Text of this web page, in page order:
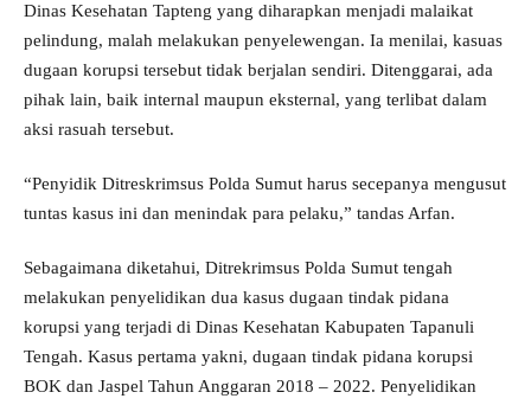
Dinas Kesehatan Tapteng yang diharapkan menjadi malaikat
pelindung, malah melakukan penyelewengan. Ia menilai, kasuas
dugaan korupsi tersebut tidak berjalan sendiri. Ditenggarai, ada
pihak lain, baik internal maupun eksternal, yang terlibat dalam
aksi rasuah tersebut.
“Penyidik Ditreskrimsus Polda Sumut harus secepanya mengusut
tuntas kasus ini dan menindak para pelaku,” tandas Arfan.
Sebagaimana diketahui, Ditrekrimsus Polda Sumut tengah
melakukan penyelidikan dua kasus dugaan tindak pidana
korupsi yang terjadi di Dinas Kesehatan Kabupaten Tapanuli
Tengah. Kasus pertama yakni, dugaan tindak pidana korupsi
BOK dan Jaspel Tahun Anggaran 2018 – 2022. Penyelidikan